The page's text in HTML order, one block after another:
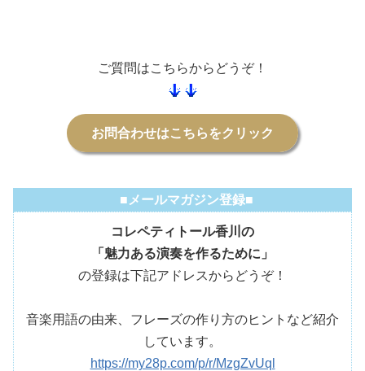
ご質問はこちらからどうぞ！
お問合わせはこちらをクリック
■メールマガジン登録■
コレペティトール香川の
「魅力ある演奏を作るために」
の登録は下記アドレスからどうぞ！
音楽用語の由来、フレーズの作り方のヒントなど紹介
しています。
https://my28p.com/p/r/MzgZvUql